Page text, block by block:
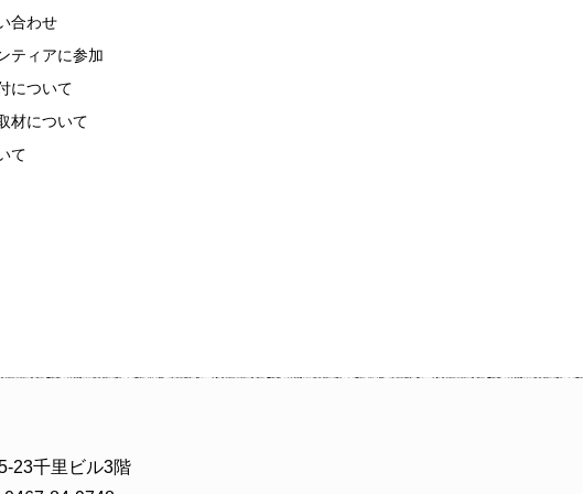
合わせ
ティアに参加
について
材について
て
23千里ビル3階